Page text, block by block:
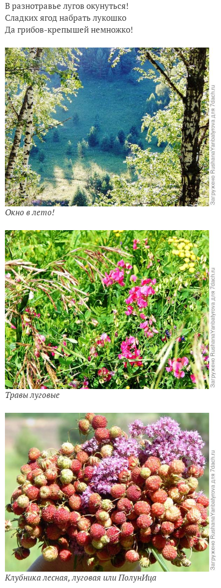
Август. Марина...
Ура! Я получила приз от SEEDSPOST!
В разнотравье лугов окунуться!
Сладких ягод набрать лукошко
Да грибов-крепышей немножко!
Окно в лето!
Травы луговые
Клубника лесная, луговая или ПолунИца